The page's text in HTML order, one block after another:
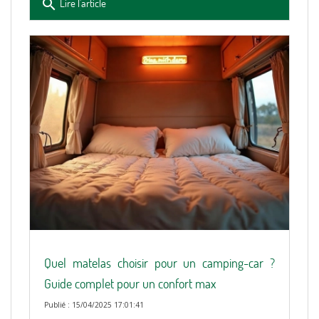
search Lire l'article
Quel matelas choisir pour un camping-car ?
Guide complet pour un confort max
Publié : 15/04/2025 17:01:41